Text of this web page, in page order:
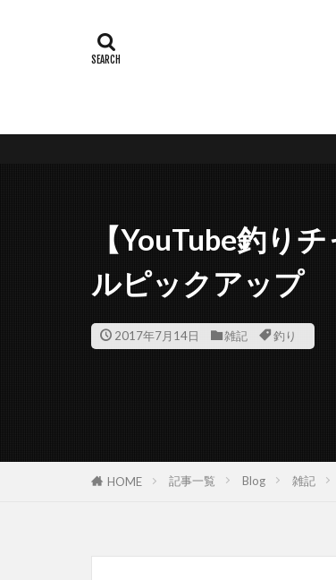
【YouTube釣り
ルピックアップ
2017年7月14日 雑記 釣り
HOME 記事一覧 Blog 雑記